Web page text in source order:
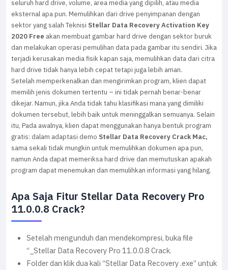
seluruh hard drive, volume, area media yang dipilih, atau media
eksternal apa pun. Memulihkan dari drive penyimpanan dengan
sektor yang salah Teknisi Stellar Data Recovery Activation Key
2020 Free akan membuat gambar hard drive dengan sektor buruk
dan melakukan operasi pemulihan data pada gambar itu sendiri. Jika
terjadi kerusakan media fisik kapan saja, memulihkan data dari citra
hard drive tidak hanya lebih cepat tetapi juga lebih aman.
Setelah memperkenalkan dan mengirimkan program, klien dapat
memilih jenis dokumen tertentu – ini tidak pernah benar-benar
dikejar. Namun, jika Anda tidak tahu klasifikasi mana yang dimiliki
dokumen tersebut, lebih baik untuk meninggalkan semuanya. Selain
itu, Pada awalnya, klien dapat menggunakan hanya bentuk program
gratis: dalam adaptasi demo Stellar Data Recovery Crack Mac,
sama sekali tidak mungkin untuk memulihkan dokumen apa pun,
namun Anda dapat memeriksa hard drive dan memutuskan apakah
program dapat menemukan dan memulihkan informasi yang hilang.
Apa Saja Fitur Stellar Data Recovery Pro
11.0.0.8 Crack?
Setelah mengunduh dan mendekompresi, buka file
“_Stellar Data Recovery Pro 11.0.0.8 Crack.
Folder dan klik dua kali “Stellar Data Recovery .exe” untuk